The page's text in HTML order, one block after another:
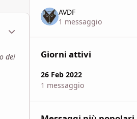
Statistiche Autore
dei
AVDF
1 messaggio
Giorni attivi
26 Feb 2022
1 messaggio